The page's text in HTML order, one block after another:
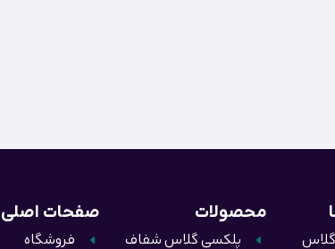
محصولات
پلکسی گلاس شفاف
صفحات اصلی
فروشگاه